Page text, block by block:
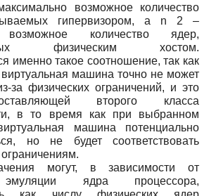
возможное количество
гипервизором, а n 2
–
возможное количество ядер,
физическим хостом.
именно такое соотношение, так как
виртуальная машина точно не может
за физических ограничений, и это
второго класса
в то время как при выбранном
машина потенциально
но не будет соответствовать
могут, в зависимости от
эмуляции ядра процессора,